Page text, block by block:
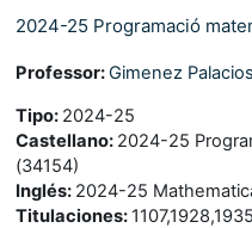
2024-25 Programació
Professor:Gimenez
Tipo: 2024-25
Castellano: 2024-25
(34154)
Inglés: 2024-25
Titulaciones: